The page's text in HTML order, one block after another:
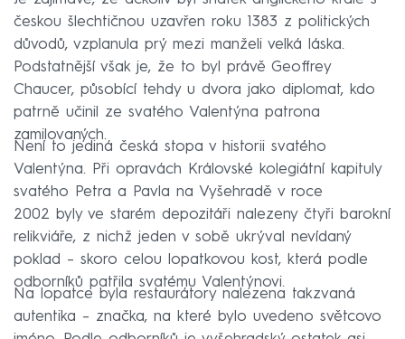
českou šlechtičnou uzavřen roku 1383 z politických
důvodů, vzplanula prý mezi manželi velká láska.
Podstatnější však je, že to byl právě Geoffrey
Chaucer, působící tehdy u dvora jako diplomat, kdo
patrně učinil ze svatého Valentýna patrona
zamilovaných.
Není to jediná česká stopa v historii svatého
Valentýna. Při opravách Královské kolegiátní kapituly
svatého Petra a Pavla na Vyšehradě v roce
2002 byly ve starém depozitáři nalezeny čtyři barokní
relikviáře, z nichž jeden v sobě ukrýval nevídaný
poklad – skoro celou lopatkovou kost, která podle
odborníků patřila svatému Valentýnovi.
Na lopatce byla restaurátory nalezena takzvaná
autentika – značka, na které bylo uvedeno světcovo